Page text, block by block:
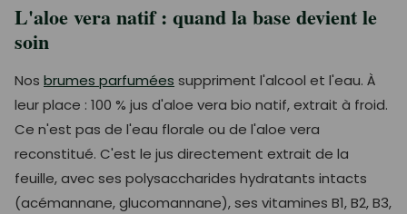
L'aloe vera natif : quand la base devient le
soin
Nos brumes parfumées suppriment l'alcool et l'eau. À
leur place : 100 % jus d'aloe vera bio natif, extrait à froid.
Ce n'est pas de l'eau florale ou de l'aloe vera
reconstitué. C'est le jus directement extrait de la
feuille, avec ses polysaccharides hydratants intacts
(acémannane, glucomannane), ses vitamines B1, B2, B3,